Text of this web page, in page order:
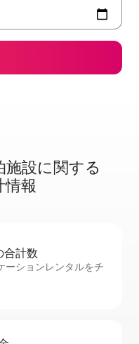
設⁠に関⁠す⁠る
情⁠報
合⁠計⁠数
ーションレンタルをチ